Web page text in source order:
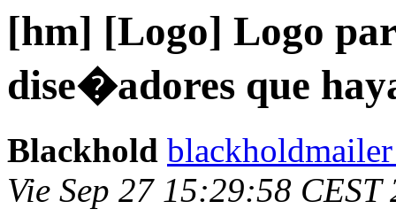
[hm] [Logo] Logo
dise�adores que
Blackhold
Vie Sep 27 15:29:58 CEST